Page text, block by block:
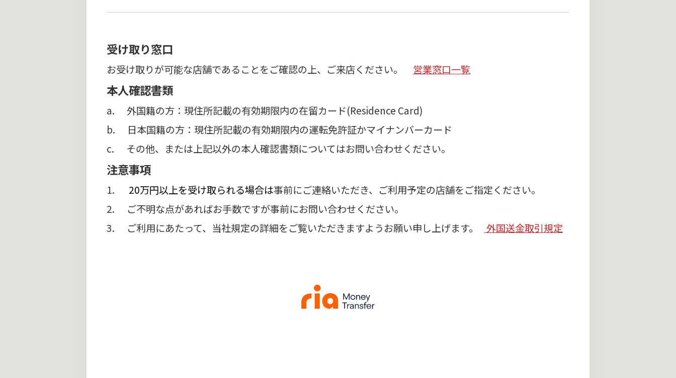
受け取り窓口
お受け取りが可能な店舗であることをご確認の上、ご来店ください。 営業窓口一覧
本人確認書類
a. 外国籍の方：現住所記載の有効期限内の在留カード(Residence Card)
b. 日本国籍の方：現住所記載の有効期限内の運転免許証かマイナンバーカード
c. その他、または上記以外の本人確認書類についてはお問い合わせください。
注意事項
1. 20万円以上を受け取られる場合は事前にご連絡いただき、ご利用予定の店舗をご指定ください。
2. ご不明な点があればお手数ですが事前にお問い合わせください。
3. ご利用にあたって、当社規定の詳細をご覧いただきますようお願い申し上げます。
外国送金取引規定